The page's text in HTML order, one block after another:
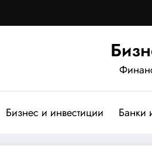
Бизнес и инвестиции Банки